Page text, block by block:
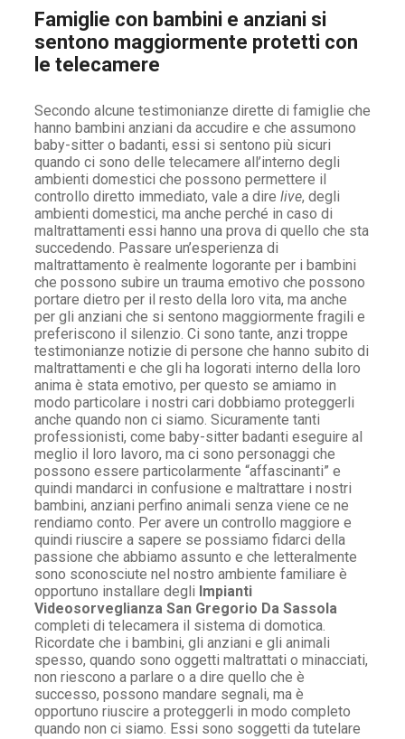
Famiglie con bambini e anziani si
sentono maggiormente protetti con
le telecamere
Secondo alcune testimonianze dirette di famiglie che
hanno bambini anziani da accudire e che assumono
baby-sitter o badanti, essi si sentono più sicuri
quando ci sono delle telecamere all’interno degli
ambienti domestici che possono permettere il
controllo diretto immediato, vale a dire live, degli
ambienti domestici, ma anche perché in caso di
maltrattamenti essi hanno una prova di quello che sta
succedendo. Passare un’esperienza di
maltrattamento è realmente logorante per i bambini
che possono subire un trauma emotivo che possono
portare dietro per il resto della loro vita, ma anche
per gli anziani che si sentono maggiormente fragili e
preferiscono il silenzio. Ci sono tante, anzi troppe
testimonianze notizie di persone che hanno subito di
maltrattamenti e che gli ha logorati interno della loro
anima è stata emotivo, per questo se amiamo in
modo particolare i nostri cari dobbiamo proteggerli
anche quando non ci siamo. Sicuramente tanti
professionisti, come baby-sitter badanti eseguire al
meglio il loro lavoro, ma ci sono personaggi che
possono essere particolarmente “affascinanti” e
quindi mandarci in confusione e maltrattare i nostri
bambini, anziani perfino animali senza viene ce ne
rendiamo conto. Per avere un controllo maggiore e
quindi riuscire a sapere se possiamo fidarci della
passione che abbiamo assunto e che letteralmente
sono sconosciute nel nostro ambiente familiare è
opportuno installare degli Impianti
Videosorveglianza San Gregorio Da Sassola
completi di telecamera il sistema di domotica.
Ricordate che i bambini, gli anziani e gli animali
spesso, quando sono oggetti maltrattati o minacciati,
non riescono a parlare o a dire quello che è
successo, possono mandare segnali, ma è
opportuno riuscire a proteggerli in modo completo
quando non ci siamo. Essi sono soggetti da tutelare